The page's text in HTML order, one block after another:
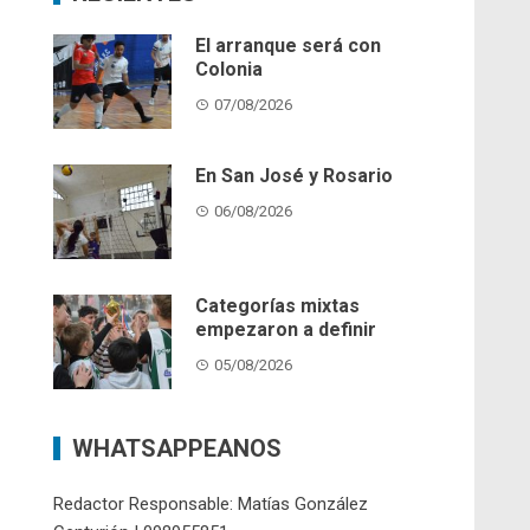
El arranque será con
Colonia
07/08/2026
En San José y Rosario
06/08/2026
Categorías mixtas
empezaron a definir
05/08/2026
WHATSAPPEANOS
Redactor Responsable: Matías González